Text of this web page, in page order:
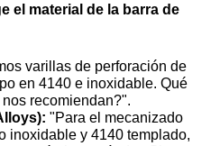
el material de la barra de
varillas de perforación de
en 4140 e inoxidable. Qué
recomiendan?".
"Para el mecanizado
inoxidable y 4140 templado,